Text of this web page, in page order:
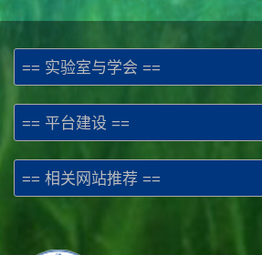
== 实验室与学会 ==
== 平台建设 ==
== 相关网站推荐 ==